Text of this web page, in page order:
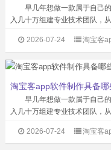
早几年想做一款属于自己的
入几十万组建专业技术团队，
都拿不到。不少人砸了钱最后做
2026-07-24 淘宝客
淘宝客app软件制作具备
早几年想做一款属于自己的
入几十万组建专业技术团队，
都拿不到。不少人砸了钱最后做
2026-07-24 淘宝客